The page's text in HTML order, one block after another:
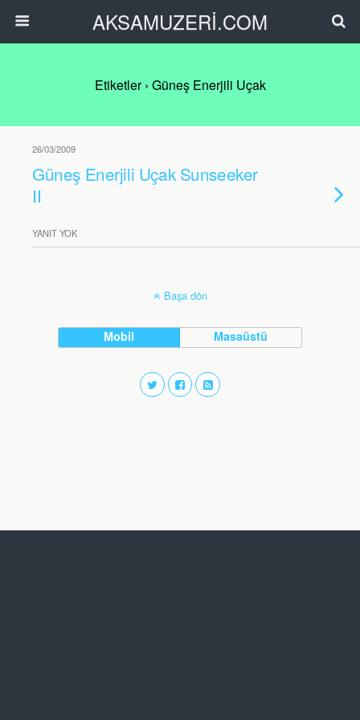
AKSAMUZERİ.COM
Etiketler › Güneş Enerjili Uçak
26/03/2009
Güneş Enerjili Uçak Sunseeker
II
YANIT YOK
Başa dön
Mobil Masaüstü